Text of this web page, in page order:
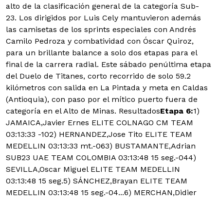
alto de la clasificación general de la categoría Sub-
23. Los dirigidos por Luis Cely mantuvieron además
las camisetas de los sprints especiales con Andrés
Camilo Pedroza y combatividad con Óscar Quiroz,
para un brillante balance a solo dos etapas para el
final de la carrera radial. Este sábado penúltima etapa
del Duelo de Titanes, corto recorrido de solo 59.2
kilómetros con salida en La Pintada y meta en Caldas
(Antioquia), con paso por el mítico puerto fuera de
categoría en el Alto de Minas. ResultadosEtapa 6:1)
JAMAICA,Javier Ernes ELITE COLNAGO CM TEAM
03:13:33 -102) HERNANDEZ,Jose Tito ELITE TEAM
MEDELLIN 03:13:33 mt.-063) BUSTAMANTE,Adrian
SUB23 UAE TEAM COLOMBIA 03:13:48 15 seg.-044)
SEVILLA,Oscar Miguel ELITE TEAM MEDELLIN
03:13:48 15 seg.5) SÁNCHEZ,Brayan ELITE TEAM
MEDELLIN 03:13:48 15 seg.-04...6) MERCHAN,Didier